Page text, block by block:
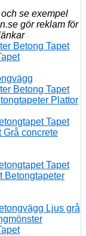
se exempel
gör reklam för